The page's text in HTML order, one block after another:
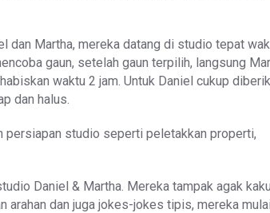
dan Martha, mereka datang di studio tepat
gaun, setelah gaun terpilih, langsung
waktu 2 jam. Untuk Daniel cukup
dan halus.
persiapan studio seperti peletakkan properti,
Daniel & Martha. Mereka tampak agak
arahan dan juga jokes-jokes tipis, mereka mulai